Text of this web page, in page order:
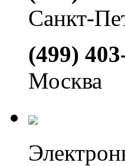
Санкт-
(499)
Москва